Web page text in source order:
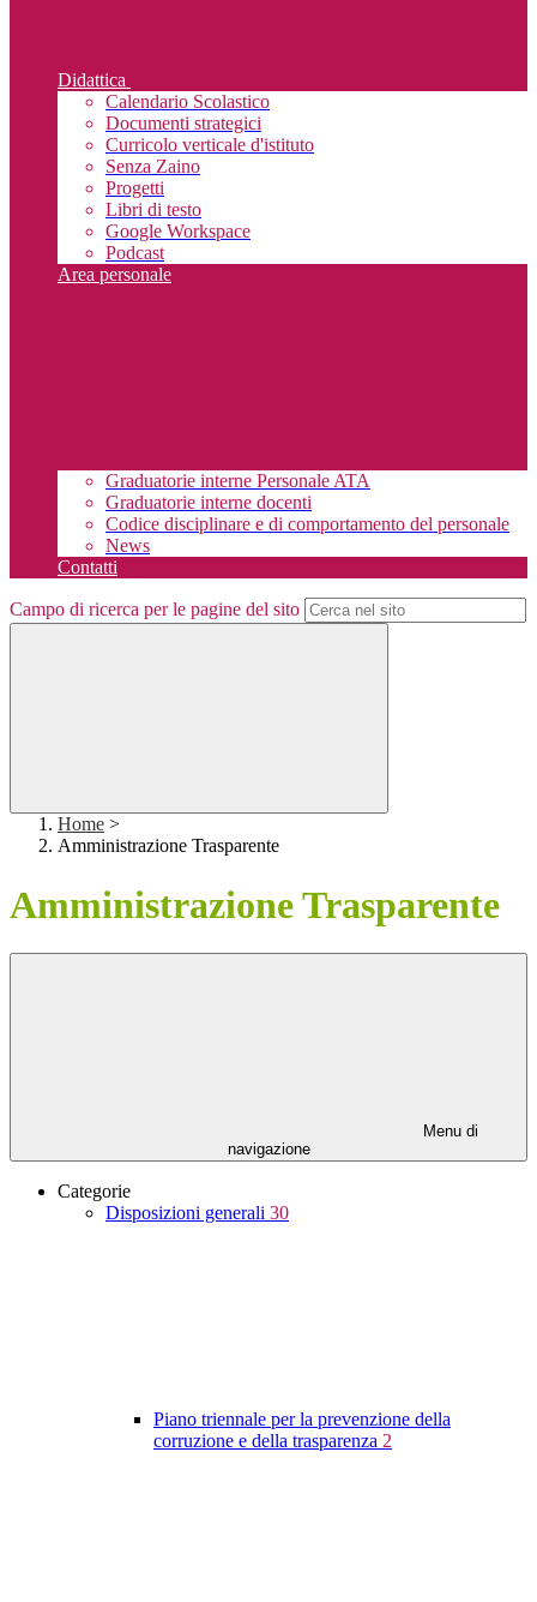
Didattica
Calendario Scolastico
Documenti strategici
Curricolo verticale d'istituto
Senza Zaino
Progetti
Libri di testo
Google Workspace
Podcast
Area personale
Graduatorie interne Personale ATA
Graduatorie interne docenti
Codice disciplinare e di comportamento del personale
News
Contatti
Campo di ricerca per le pagine del sito
Home >
Amministrazione Trasparente
Amministrazione Trasparente
Menu di
navigazione
Categorie
Disposizioni generali 30
Piano triennale per la prevenzione della
corruzione e della trasparenza 2